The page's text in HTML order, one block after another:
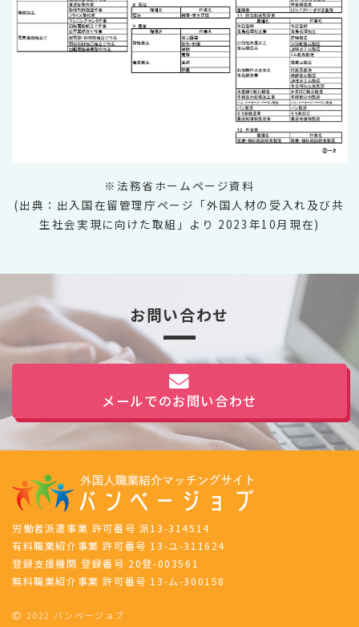
※法務省ホームページ資料
(出典：出入国在留管理庁ページ「外国人材の受入れ及び共
生社会実現に向けた取組」より 2023年10月現在)
お問い合わせ
メールでのお問い合わせ
労働者派遣事業 許可番号 派13-314514
有料職業紹介事業 許可番号 13-ユ-311624
登録支援機関 登録番号 20登-003561
無料職業紹介事業 許可番号 13-ム-300158
2022 バンベージョブ